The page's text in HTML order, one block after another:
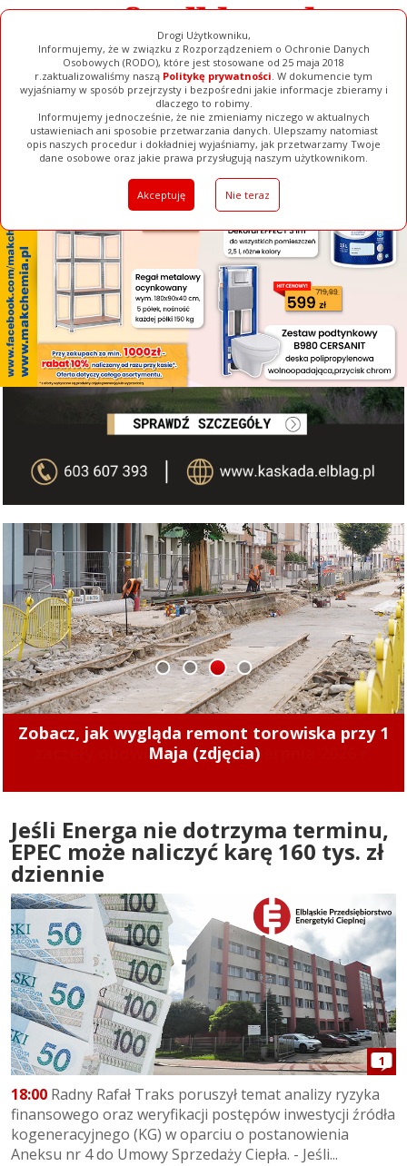
Drogi Użytkowniku,
Informujemy, że w związku z Rozporządzeniem o Ochronie Danych
Osobowych (RODO), które jest stosowane od 25 maja 2018
r.zaktualizowaliśmy naszą Politykę prywatności. W dokumencie tym
wyjaśniamy w sposób przejrzysty i bezpośredni jakie informacje zbieramy i
dlaczego to robimy.
Informujemy jednocześnie, że nie zmieniamy niczego w aktualnych
ustawieniach ani sposobie przetwarzania danych. Ulepszamy natomiast
opis naszych procedur i dokładniej wyjaśniamy, jak przetwarzamy Twoje
dane osobowe oraz jakie prawa przysługują naszym użytkownikom.
Akceptuję Nie teraz
[ ZAMKNIJ ]
Ogłoszenia Filmy Galerie Baza Firm Pełna Wersja
Zmiany cen ciepła w Elblągu. Nowe stawki
zaczęły obowiązywać od 1 sierpnia 2026 r.
1 2 3 4
Jeśli Energa nie dotrzyma terminu,
EPEC może naliczyć karę 160 tys. zł
dziennie
1
18:00 Radny Rafał Traks poruszył temat analizy ryzyka
finansowego oraz weryfikacji postępów inwestycji źródła
kogeneracyjnego (KG) w oparciu o postanowienia
Aneksu nr 4 do Umowy Sprzedaży Ciepła. - Jeśli...